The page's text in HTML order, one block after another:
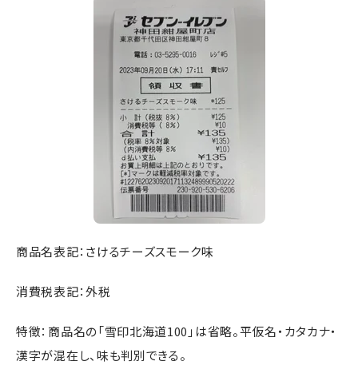
商品名表記：さけるチーズスモーク味
消費税表記：外税
特徴：商品名の「雪印北海道100」は省略。平仮名・カタカナ・
漢字が混在し、味も判別できる。